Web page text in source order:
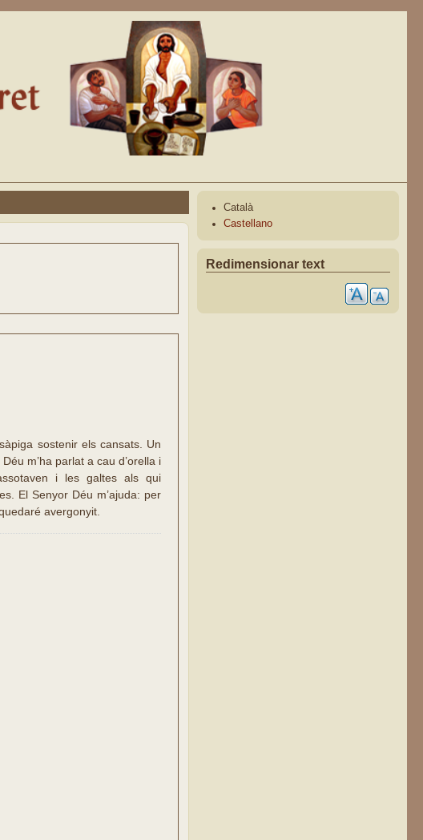
sostenir els cansats. Un
m’ha parlat a cau d’orella i
i les galtes als qui
El Senyor Déu m’ajuda: per
avergonyit.
Català
Castellano
Redimensionar text